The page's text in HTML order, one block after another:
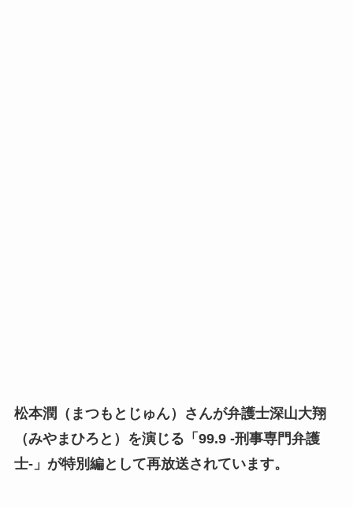
松本潤（まつもとじゅん）さんが弁護士深山大翔
（みやまひろと）を演じる「99.9 -刑事専門弁護
士-」が特別編として再放送されています。